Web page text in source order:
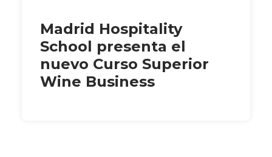
Madrid Hospitality
School presenta el
nuevo Curso Superior
Wine Business